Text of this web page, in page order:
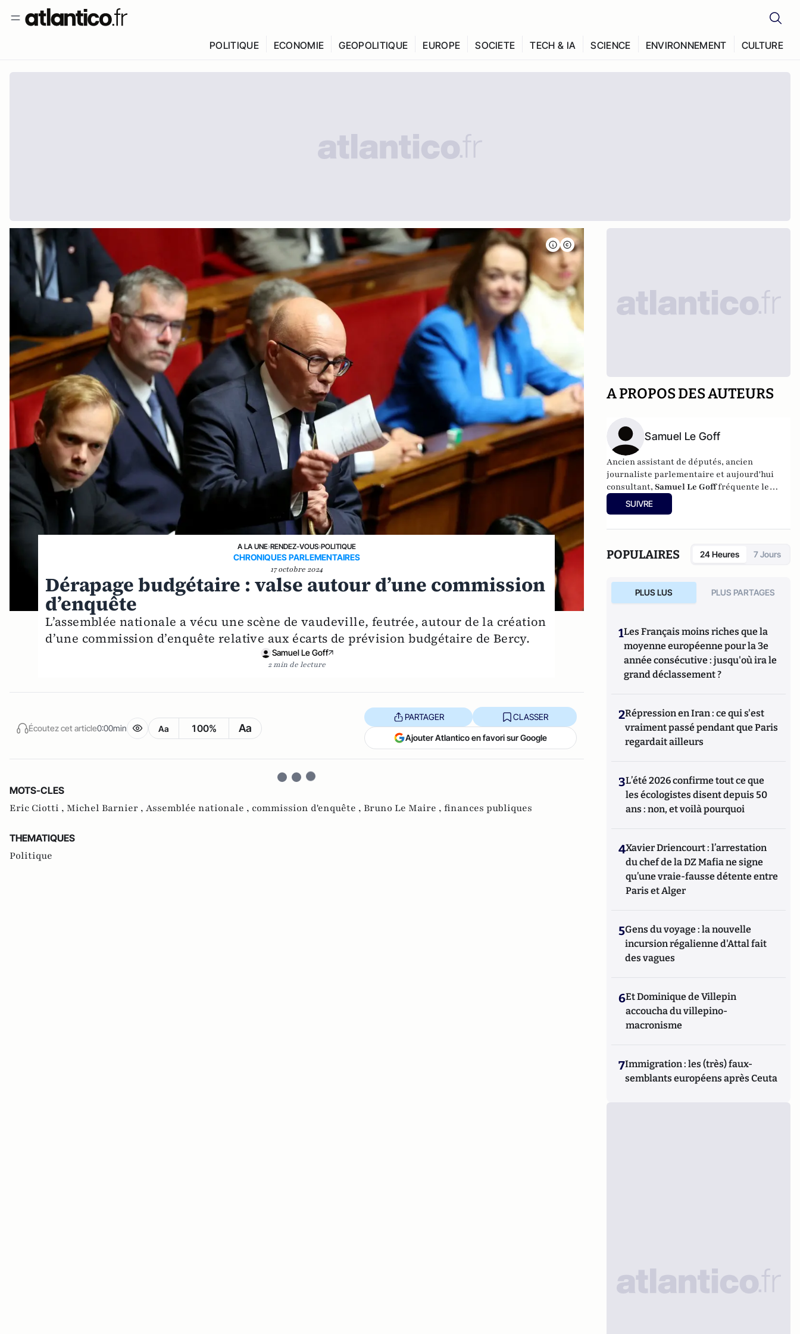
POLITIQUE ECONOMIE GEOPOLITIQUE EUROPE SOCIETE TECH & IA SCIENCE ENVIRONNEMENT CULTURE
A LA UNE›RENDEZ-VOUS›POLITIQUE
CHRONIQUES PARLEMENTAIRES
17 octobre 2024
Dérapage budgétaire : valse autour d’une commission
d’enquête
L’assemblée nationale a vécu une scène de vaudeville, feutrée, autour de la création
d’une commission d’enquête relative aux écarts de prévision budgétaire de Bercy.
Samuel Le Goff
2 min de lecture
Écoutez cet article0:00min Aa 100% Aa
PARTAGER CLASSER
Ajouter Atlantico en favori sur Google
MOTS-CLES
Eric Ciotti , Michel Barnier , Assemblée nationale , commission d'enquête , Bruno Le Maire , finances publiques
THEMATIQUES
Politique
A PROPOS DES AUTEURS
Samuel Le Goff
Ancien assistant de députés, ancien
journaliste parlementaire et aujourd'hui
consultant,Samuel Le Gofffréquente le
palais Bourbon et ses environs depuis 20
ans.
SUIVRE
POPULAIRES 24 Heures 7 Jours
PLUS LUS PLUS PARTAGES
1Les Français moins riches que la
moyenne européenne pour la 3e
année consécutive : jusqu'où ira le
grand déclassement ?
2Répression en Iran : ce qui s'est
vraiment passé pendant que Paris
regardait ailleurs
3L’été 2026 confirme tout ce que
les écologistes disent depuis 50
ans : non, et voilà pourquoi
4Xavier Driencourt : l’arrestation
du chef de la DZ Mafia ne signe
qu’une vraie-fausse détente entre
Paris et Alger
5Gens du voyage : la nouvelle
incursion régalienne d'Attal fait
des vagues
6Et Dominique de Villepin
accoucha du villepino-
macronisme
7Immigration : les (très) faux-
semblants européens après Ceuta